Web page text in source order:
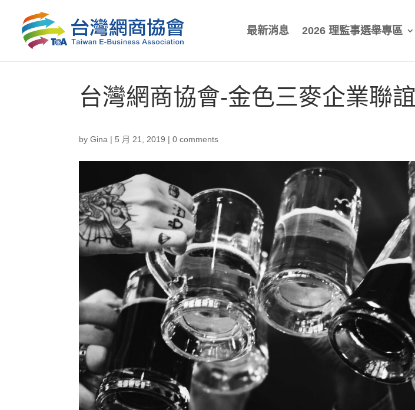
最新消息 2026 理監事選舉專區
台灣網商協會-金色三麥企業聯誼
byGina | 5 月 21, 2019 |0 comments